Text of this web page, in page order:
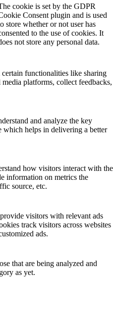
cookie is set by the GDPR
Consent plugin and is used
store whether or not user has
to the use of cookies. It
not store any personal data.
functionalities like sharing
platforms, collect feedbacks,
and analyze the key
which helps in delivering a better
how visitors interact with the
information on metrics the
source, etc.
visitors with relevant ads
track visitors across websites
ads.
that are being analyzed and
as yet.